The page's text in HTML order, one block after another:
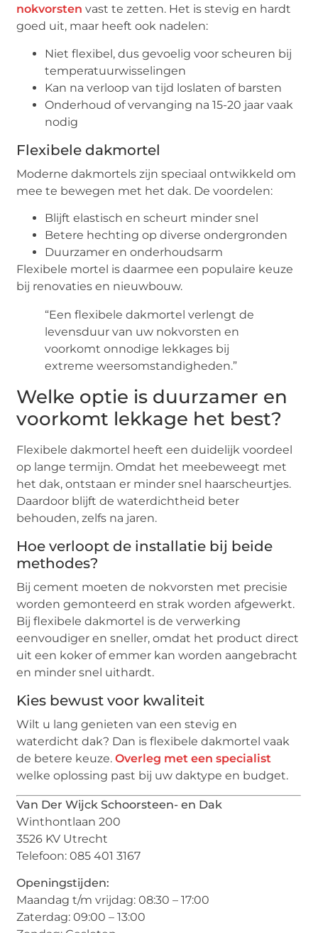
nokvorsten vast te zetten. Het is stevig en hardt
goed uit, maar heeft ook nadelen:
Niet flexibel, dus gevoelig voor scheuren bij
temperatuurwisselingen
Kan na verloop van tijd loslaten of barsten
Onderhoud of vervanging na 15-20 jaar vaak
nodig
Flexibele dakmortel
Moderne dakmortels zijn speciaal ontwikkeld om
mee te bewegen met het dak. De voordelen:
Blijft elastisch en scheurt minder snel
Betere hechting op diverse ondergronden
Duurzamer en onderhoudsarm
Flexibele mortel is daarmee een populaire keuze
bij renovaties en nieuwbouw.
“Een flexibele dakmortel verlengt de
levensduur van uw nokvorsten en
voorkomt onnodige lekkages bij
extreme weersomstandigheden.”
Welke optie is duurzamer en
voorkomt lekkage het best?
Flexibele dakmortel heeft een duidelijk voordeel
op lange termijn. Omdat het meebeweegt met
het dak, ontstaan er minder snel haarscheurtjes.
Daardoor blijft de waterdichtheid beter
behouden, zelfs na jaren.
Hoe verloopt de installatie bij beide
methodes?
Bij cement moeten de nokvorsten met precisie
worden gemonteerd en strak worden afgewerkt.
Bij flexibele dakmortel is de verwerking
eenvoudiger en sneller, omdat het product direct
uit een koker of emmer kan worden aangebracht
en minder snel uithardt.
Kies bewust voor kwaliteit
Wilt u lang genieten van een stevig en
waterdicht dak? Dan is flexibele dakmortel vaak
de betere keuze.Overleg met een specialist
welke oplossing past bij uw daktype en budget.
Van Der Wijck Schoorsteen- en Dak
Winthontlaan 200
3526 KV Utrecht
Telefoon: 085 401 3167
Openingstijden:
Maandag t/m vrijdag: 08:30 – 17:00
Zaterdag: 09:00 – 13:00